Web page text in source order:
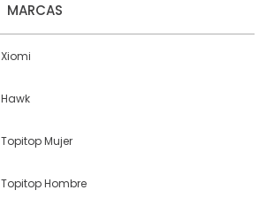
MARCAS
Xiomi
Hawk
Topitop Mujer
Topitop Hombre